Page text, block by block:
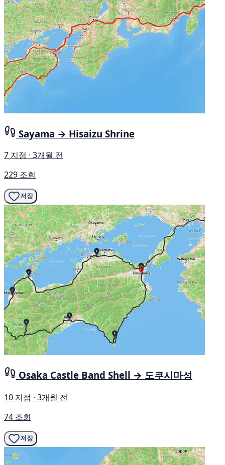
Sayama → Hisaizu Shrine
7 지점 · 3개월 전
229 조회
저장
Osaka Castle Band Shell → 도쿠시마성
10 지점 · 3개월 전
74 조회
저장